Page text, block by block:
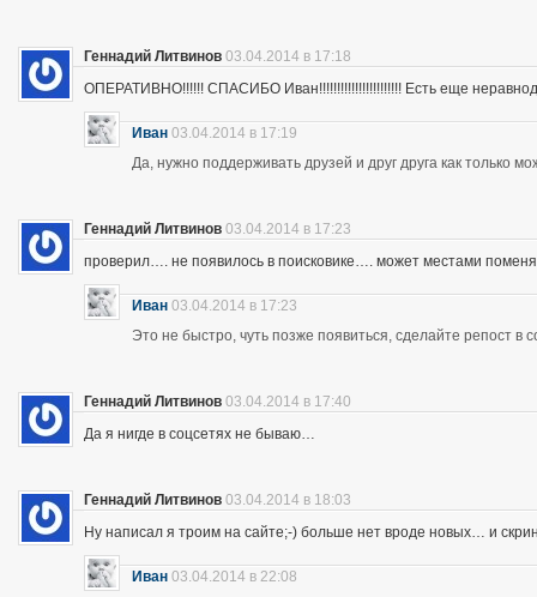
Геннадий Литвинов 03.04.2014 в 17:18
ОПЕРАТИВНО!!!!!! СПАСИБО Иван!!!!!!!!!!!!!!!!!!!!!!! Есть еще
Иван 03.04.2014 в 17:19
Да, нужно поддерживать друзей и друг друга как только
Геннадий Литвинов 03.04.2014 в 17:23
проверил…. не появилось в поисковике…. может местами
Иван 03.04.2014 в 17:23
Это не быстро, чуть позже появиться, сделайте репост в
Геннадий Литвинов 03.04.2014 в 17:40
Да я нигде в соцсетях не бываю…
Геннадий Литвинов 03.04.2014 в 18:03
Ну написал я троим на сайте;-) больше нет вроде новых… и
Иван 03.04.2014 в 22:08